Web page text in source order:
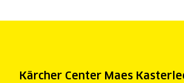
Kärcher Center Maes